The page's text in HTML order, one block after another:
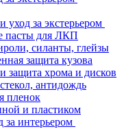
уход за экстерьером
пасты для ЛКП
силанты, глейзы
защита кузова
защита хрома и дисков
антидождь
пленок
и пластиком
за интерьером